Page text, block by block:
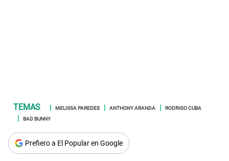
MELISSA PAREDES ANTHONY ARANDA
RODRIGO CUBA
BAD BUNNY
Prefiero a El Popular en Google